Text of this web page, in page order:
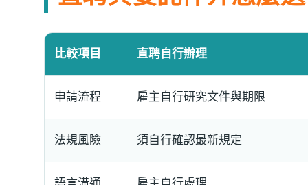
比較項目 直聘自行辦理
申請流程 雇主自行研究文件與期限
法規風險 須自行確認最新規定